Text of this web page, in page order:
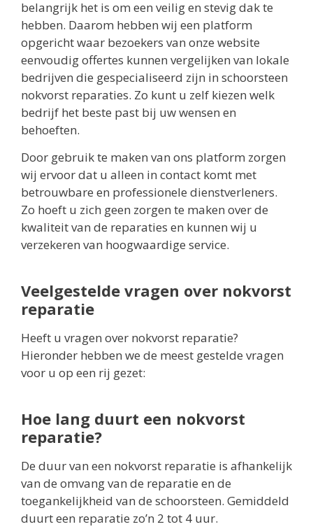
belangrijk het is om een veilig en stevig dak te
hebben. Daarom hebben wij een platform
opgericht waar bezoekers van onze website
eenvoudig offertes kunnen vergelijken van lokale
bedrijven die gespecialiseerd zijn in schoorsteen
nokvorst reparaties. Zo kunt u zelf kiezen welk
bedrijf het beste past bij uw wensen en
behoeften.
Door gebruik te maken van ons platform zorgen
wij ervoor dat u alleen in contact komt met
betrouwbare en professionele dienstverleners.
Zo hoeft u zich geen zorgen te maken over de
kwaliteit van de reparaties en kunnen wij u
verzekeren van hoogwaardige service.
Veelgestelde vragen over nokvorst
reparatie
Heeft u vragen over nokvorst reparatie?
Hieronder hebben we de meest gestelde vragen
voor u op een rij gezet:
Hoe lang duurt een nokvorst
reparatie?
De duur van een nokvorst reparatie is afhankelijk
van de omvang van de reparatie en de
toegankelijkheid van de schoorsteen. Gemiddeld
duurt een reparatie zo’n 2 tot 4 uur.